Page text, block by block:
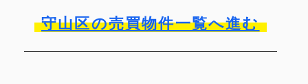
守山区の売買物件一覧へ進む